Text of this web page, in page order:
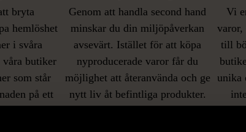
bryta
hemlöshet
i svåra
butiker
som står
på ett
Genom att handla second hand
minskar du din miljöpåverkan
avsevärt. Istället för att köpa
nyproducerade varor får du
möjlighet att återanvända och ge
nytt liv åt befintliga produkter.
Vi
varor,
till
unika